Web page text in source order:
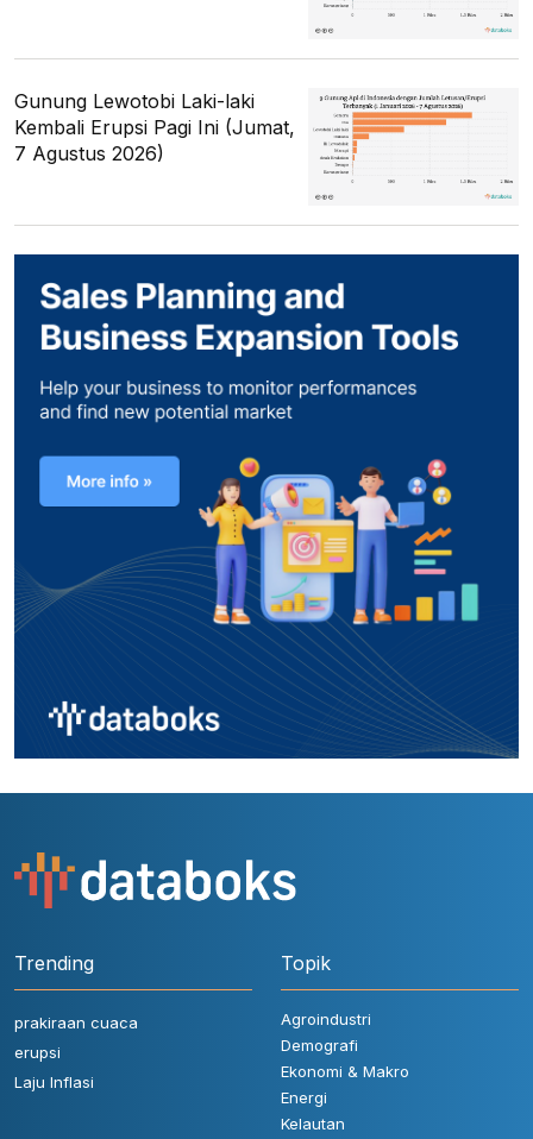
Gunung Lewotobi Laki-laki
Kembali Erupsi Pagi Ini (Jumat,
7 Agustus 2026)
Trending
prakiraan cuaca
erupsi
Laju Inflasi
Topik
Agroindustri
Demografi
Ekonomi & Makro
Energi
Kelautan